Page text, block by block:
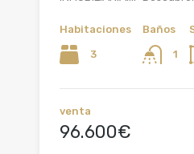
Habitaciones
3
Baños
1
venta
96.600€